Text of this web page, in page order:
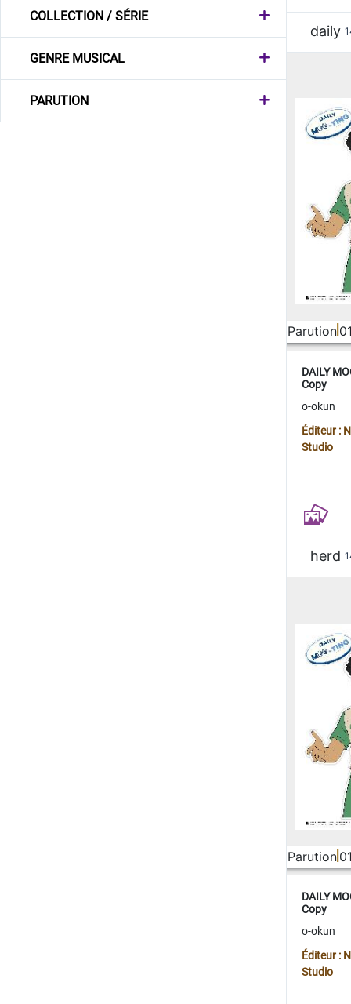
COLLECTION / SÉRIE
GENRE MUSICAL
PARUTION
daily
Parution
DAILY
Copy
o-okun
Éditeur :
Studio
herd
Parution
DAILY
Copy
o-okun
Éditeur :
Studio